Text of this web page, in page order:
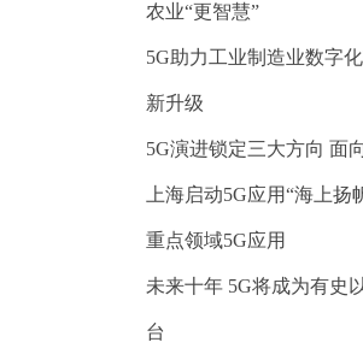
农业“更智慧”
5G助力工业制造业数字
新升级
5G演进锁定三大方向 面
上海启动5G应用“海上扬
重点领域5G应用
未来十年 5G将成为有史
台